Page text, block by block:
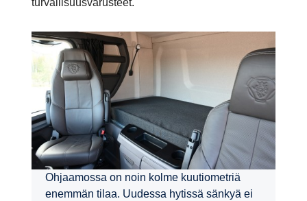
turvallisuusvarusteet.
Ohjaamossa on noin kolme kuutiometriä
enemmän tilaa. Uudessa hytissä sänkyä ei